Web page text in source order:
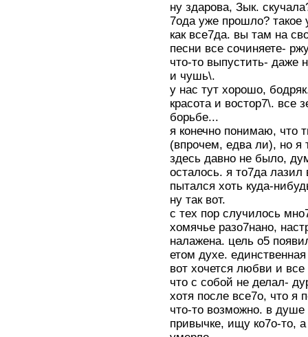
ну здарова, Зык.
7ода уже прошло? такое
как все7да. вы там на
песни все сочиняете-
что-то выпустить- даже
и чушь\.
у нас тут хорошо,
красота и востор7\. все
борьбе...
я конечно понимаю, что
(впрочем, едва ли), но я
здесь давно не было,
осталось. я то7да
пытался хоть куда-
ну так вот.
с тех пор случилось
хомячье разо7нано,
налажена. цель о5
етом духе.
вот хочется любви и все
что с собой не делал-
хотя после все7о, что
что-то возможно. в
привычке, ищу ко7о-то,